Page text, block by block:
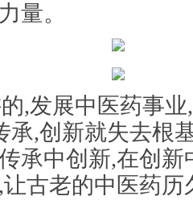
量。
,发展中医药事
承,创新就失去根
承中创新,在创
古老的中医药历